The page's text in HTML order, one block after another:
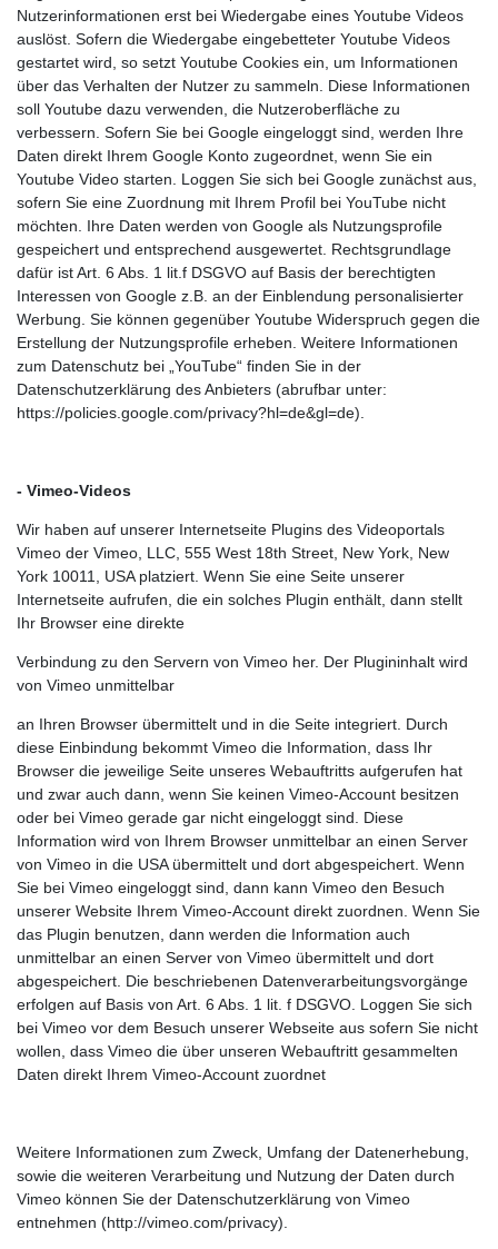
Nutzerinformationen erst bei Wiedergabe eines Youtube Videos
auslöst. Sofern die Wiedergabe eingebetteter Youtube Videos
gestartet wird, so setzt Youtube Cookies ein, um Informationen
über das Verhalten der Nutzer zu sammeln. Diese Informationen
soll Youtube dazu verwenden, die Nutzeroberfläche zu
verbessern. Sofern Sie bei Google eingeloggt sind, werden Ihre
Daten direkt Ihrem Google Konto zugeordnet, wenn Sie ein
Youtube Video starten. Loggen Sie sich bei Google zunächst aus,
sofern Sie eine Zuordnung mit Ihrem Profil bei YouTube nicht
möchten. Ihre Daten werden von Google als Nutzungsprofile
gespeichert und entsprechend ausgewertet. Rechtsgrundlage
dafür ist Art. 6 Abs. 1 lit.f DSGVO auf Basis der berechtigten
Interessen von Google z.B. an der Einblendung personalisierter
Werbung. Sie können gegenüber Youtube Widerspruch gegen die
Erstellung der Nutzungsprofile erheben. Weitere Informationen
zum Datenschutz bei „YouTube“ finden Sie in der
Datenschutzerklärung des Anbieters (abrufbar unter:
https://policies.google.com/privacy?hl=de&gl=de).
- Vimeo-Videos
Wir haben auf unserer Internetseite Plugins des Videoportals
Vimeo der Vimeo, LLC, 555 West 18th Street, New York, New
York 10011, USA platziert. Wenn Sie eine Seite unserer
Internetseite aufrufen, die ein solches Plugin enthält, dann stellt
Ihr Browser eine direkte
Verbindung zu den Servern von Vimeo her. Der Plugininhalt wird
von Vimeo unmittelbar
an Ihren Browser übermittelt und in die Seite integriert. Durch
diese Einbindung bekommt Vimeo die Information, dass Ihr
Browser die jeweilige Seite unseres Webauftritts aufgerufen hat
und zwar auch dann, wenn Sie keinen Vimeo-Account besitzen
oder bei Vimeo gerade gar nicht eingeloggt sind. Diese
Information wird von Ihrem Browser unmittelbar an einen Server
von Vimeo in die USA übermittelt und dort abgespeichert. Wenn
Sie bei Vimeo eingeloggt sind, dann kann Vimeo den Besuch
unserer Website Ihrem Vimeo-Account direkt zuordnen. Wenn Sie
das Plugin benutzen, dann werden die Information auch
unmittelbar an einen Server von Vimeo übermittelt und dort
abgespeichert. Die beschriebenen Datenverarbeitungsvorgänge
erfolgen auf Basis von Art. 6 Abs. 1 lit. f DSGVO. Loggen Sie sich
bei Vimeo vor dem Besuch unserer Webseite aus sofern Sie nicht
wollen, dass Vimeo die über unseren Webauftritt gesammelten
Daten direkt Ihrem Vimeo-Account zuordnet
Weitere Informationen zum Zweck, Umfang der Datenerhebung,
sowie die weiteren Verarbeitung und Nutzung der Daten durch
Vimeo können Sie der Datenschutzerklärung von Vimeo
entnehmen (http://vimeo.com/privacy).